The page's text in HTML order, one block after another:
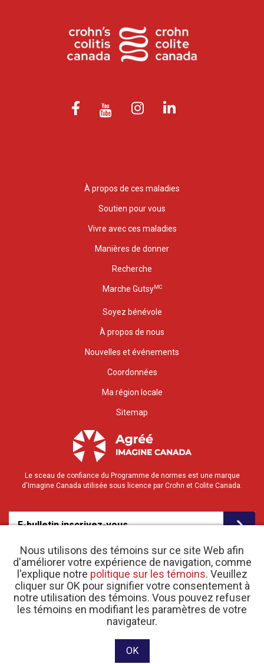
Nous utilisons des témoins sur ce site Web afin
d'améliorer votre expérience de navigation, comme
l'explique notre politique sur les témoins. Veuillez
cliquer sur OK pour signifier votre consentement à
notre utilisation des témoins. Vous pouvez refuser
les témoins en modifiant les paramètres de votre
navigateur.
OK
À propos de ces maladies
Soutien pour vous
Vivre avec ces maladies
Manières de donner
Recherche
Marche GutsyMC
Soyez bénévole
À propos de nous
Nouvelles et événements
Coordonnées
Ma région locale
Sitemap
Le sceau de confiance du Programme de normes est une marque
d'Imagine Canada utilisée sous licence par Crohn et Colite Canada.
E-bulletin inscrivez-vous
© 2026 Crohn et Colite Canada |Politique de confidentialité
d’organisme de bienfaisance 11883 1486 RR 0001
Site web conçu et développé par raisin Software.